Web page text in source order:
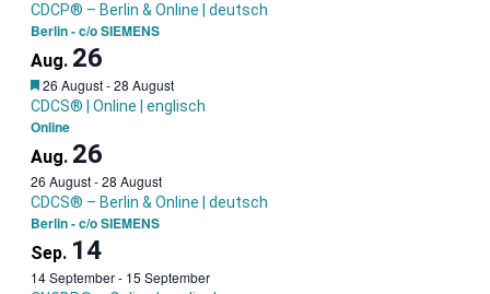
CDCP® – Berlin & Online | deutsch
Berlin - c/o SIEMENS
Aug. 26
Garantietermin
26 August-28 August
CDCS® | Online | englisch
Online
Aug. 26
26 August-28 August
CDCS® – Berlin & Online | deutsch
Berlin - c/o SIEMENS
Sep. 14
14 September- 15 September